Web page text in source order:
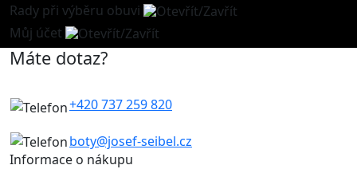
Rady při výběru obuvi
Můj účet
Máte dotaz?
+420 737 259 820
boty@josef-seibel.cz
Informace o nákupu